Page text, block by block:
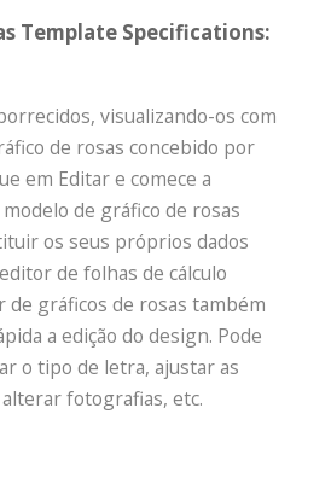
Template Specifications:
visualizando-os com
de rosas concebido por
em Editar e comece a
de gráfico de rosas
os seus próprios dados
de folhas de cálculo
de gráficos de rosas também
a edição do design. Pode
o tipo de letra, ajustar as
fotografias, etc.